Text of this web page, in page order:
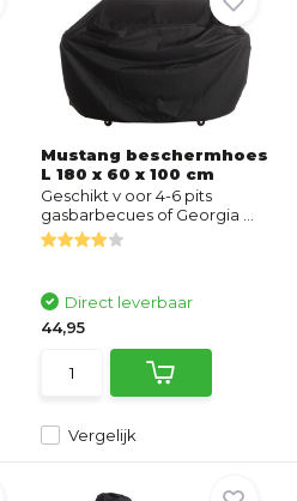
Mustang beschermhoes
L 180 x 60 x 100 cm
Geschikt v oor 4-6 pits
gasbarbecues of Georgia ...
Vergelijk
Direct leverbaar
44,95